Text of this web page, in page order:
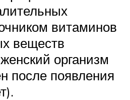
витаминов
веществ
организм
после появления